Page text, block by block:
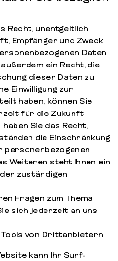
Recht, unentgeltlich
Empfänger und Zweck
Daten
ein Recht, die
dieser Daten zu
Einwilligung zur
haben, können Sie
für die Zukunft
Sie das Recht,
die Einschränkung
personenbezogenen
Weiteren steht Ihnen ein
zuständigen
Fragen zum Thema
sich jederzeit an uns
Tools von Drittanbietern
kann Ihr Surf-